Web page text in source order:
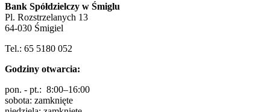
Bank Spółdzielczy w Śmiglu
Pl. Rozstrzelanych 13
64-030 Śmigiel
Tel.: 65 5180 052
Godziny otwarcia:
pon. - pt.: 8:00–16:00
sobota: zamknięte